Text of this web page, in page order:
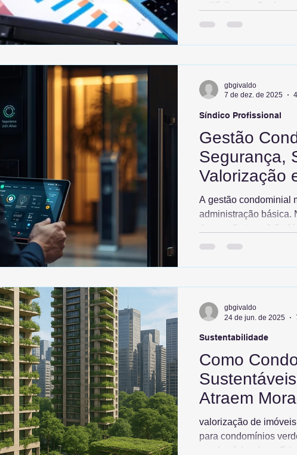
a difícil equação de
controlam despesas
exige métodos
e expertise. Descubra
agregar valor ao
Gestão
Segurança,
Valorização
A gestão condominial
administração básica.
Campo Belo, a G.B.
com Inteligência
humanas, garantindo
seu condomínio no
100% de desconto no
Síndico Profissional
gbgivaldo
7 de dez. de 2025
Como
Atraem
valorização de
para condomínios
condomínios,
Sustentabilidade
gbgivaldo
24 de jun. de 2025